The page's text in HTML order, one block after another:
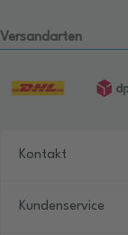
Versandarten
Kontakt
Kundenservice